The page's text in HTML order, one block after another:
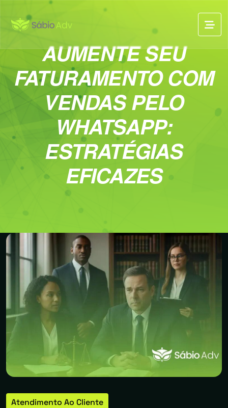
AUMENTE SEU
FATURAMENTO COM
VENDAS PELO
WHATSAPP:
ESTRATÉGIAS
EFICAZES
Atendimento Ao Cliente